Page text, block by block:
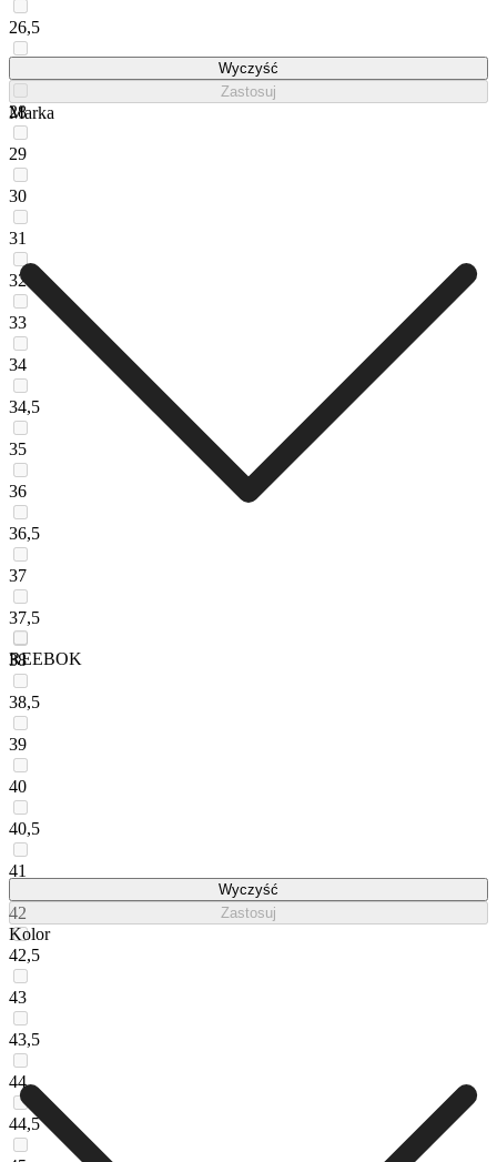
26,5
28
29
30
31
32
33
34
34,5
35
36
36,5
37
37,5
38
38,5
39
40
40,5
41
42
42,5
43
43,5
44
44,5
Wyczyść
Zastosuj
Marka
REEBOK
Wyczyść
Zastosuj
Kolor